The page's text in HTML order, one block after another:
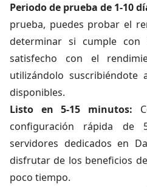
Periodo de prueba de 1-10
prueba, puedes probar el
determinar si cumple con
satisfecho con el
utilizándolo
disponibles.
Listo en 5-15 minutos:
configuración rápida
servidores dedicados en
disfrutar de los beneficios
poco tiempo.